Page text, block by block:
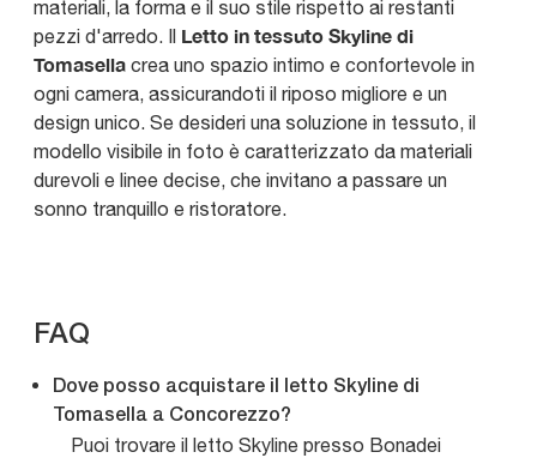
materiali, la forma e il suo stile rispetto ai restanti
pezzi d'arredo. Il Letto in tessuto Skyline di
Tomasella crea uno spazio intimo e confortevole in
ogni camera, assicurandoti il riposo migliore e un
design unico. Se desideri una soluzione in tessuto, il
modello visibile in foto è caratterizzato da materiali
durevoli e linee decise, che invitano a passare un
sonno tranquillo e ristoratore.
FAQ
Dove posso acquistare il letto Skyline di
Tomasella a Concorezzo?
Puoi trovare il letto Skyline presso Bonadei